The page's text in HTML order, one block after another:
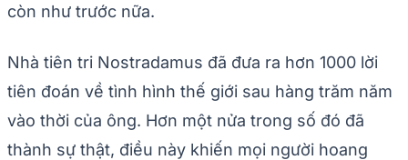
còn như trước nữa.
Nhà tiên tri Nostradamus đã đưa ra hơn 1000 lời
tiên đoán về tình hình thế giới sau hàng trăm năm
vào thời của ông. Hơn một nửa trong số đó đã
thành sự thật, điều này khiến mọi người hoang